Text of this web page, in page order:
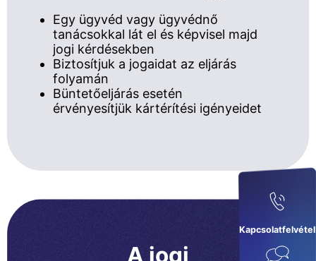
Kapcsolatfelvétel
Egy ügyvéd vagy ügyvédnő
tanácsokkal lát el és képvisel majd
jogi kérdésekben
Biztosítjuk a jogaidat az eljárás
folyamán
Büntetőeljárás esetén
érvényesítjük kártérítési igényeidet
A jogi